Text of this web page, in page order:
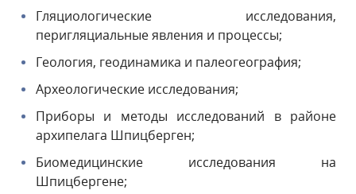
Гляциологические исследования,
перигляциальные явления и процессы;
Геология, геодинамика и палеогеография;
Археологические исследования;
Приборы и методы исследований в районе
архипелага Шпицберген;
Биомедицинские исследования на
Шпицбергене;